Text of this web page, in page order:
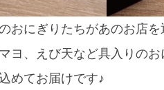
おにぎりたちがあのお店
ヨ、えび天など具入りのお
めてお届けです♪